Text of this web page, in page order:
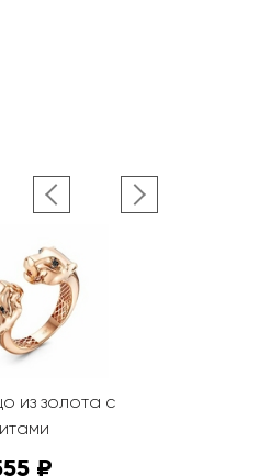
из золота с
₽